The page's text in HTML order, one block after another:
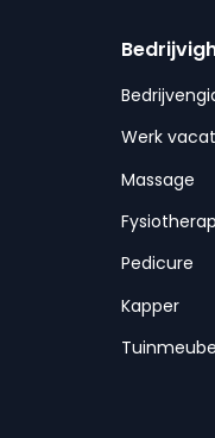
Werk
Massage
Pedicure
Kapper